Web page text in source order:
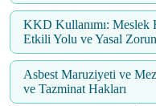
KKD Kullanımı: Meslek
Etkili Yolu ve Yasal
Asbest Maruziyeti ve
ve Tazminat Hakları